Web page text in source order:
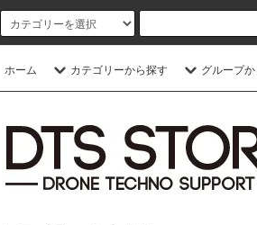
ホーム カテゴリーから探す グループ